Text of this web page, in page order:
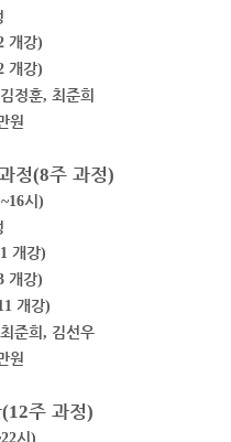
개강)
개강)
김정훈, 최준희
원
정(8주 과정)
~16시 )
개강)
개강)
개강)
최준희 , 김선우
원
(12주 과정)
시 )